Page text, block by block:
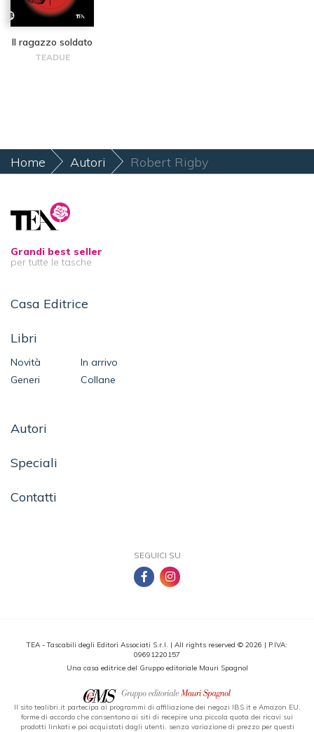
Il ragazzo soldato
TEADUE
Home Autori Robert Rigby
Grandi best seller
per tutte le tasche
Casa Editrice
Libri
Novità
In arrivo
Generi
Collane
Autori
Speciali
Contatti
SEGUICI SU
TEA - Tascabili degli Editori Associati S.r.l. | All rights reserved © 2026 | P.IVA:
09691220157
Una casa editrice del Gruppo editoriale Mauri Spagnol
Il sito tealibri.it partecipa ai programmi di affiliazione dei negozi IBS.it e Amazon EU,
forme di accordo che consentono ai siti di recepire una piccola quota dei ricavi sui
prodotti linkati e poi acquistati dagli utenti, senza variazione di prezzo per questi